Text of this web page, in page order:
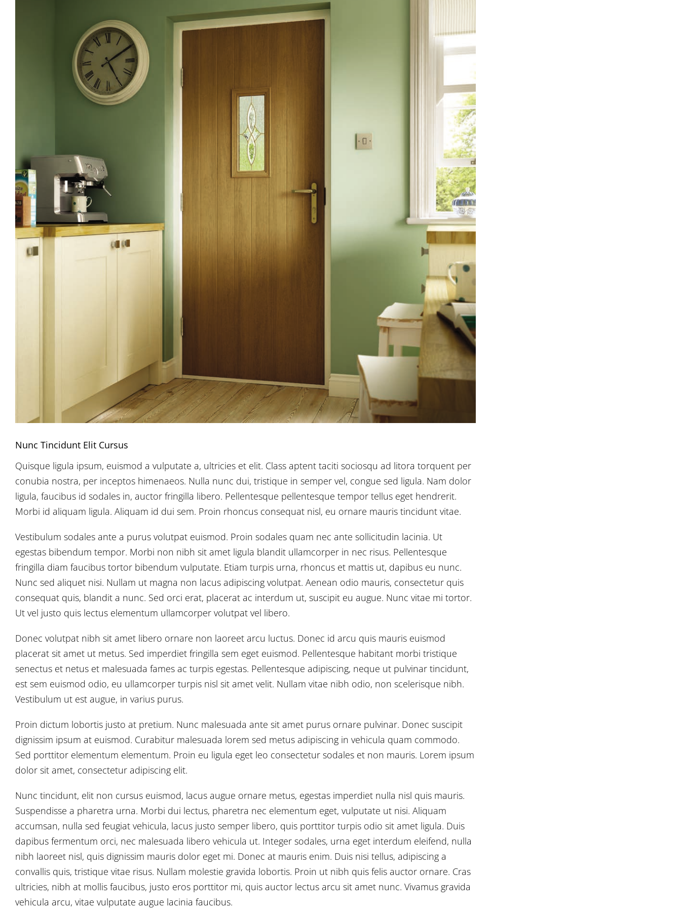
Nunc Tincidunt Elit Cursus
Quisque ligula ipsum, euismod a vulputate a, ultricies et elit. Class aptent taciti sociosqu ad litora torquent per
conubia nostra, per inceptos himenaeos. Nulla nunc dui, tristique in semper vel, congue sed ligula. Nam dolor
ligula, faucibus id sodales in, auctor fringilla libero. Pellentesque pellentesque tempor tellus eget hendrerit.
Morbi id aliquam ligula. Aliquam id dui sem. Proin rhoncus consequat nisl, eu ornare mauris tincidunt vitae.
Vestibulum sodales ante a purus volutpat euismod. Proin sodales quam nec ante sollicitudin lacinia. Ut
egestas bibendum tempor. Morbi non nibh sit amet ligula blandit ullamcorper in nec risus. Pellentesque
fringilla diam faucibus tortor bibendum vulputate. Etiam turpis urna, rhoncus et mattis ut, dapibus eu nunc.
Nunc sed aliquet nisi. Nullam ut magna non lacus adipiscing volutpat. Aenean odio mauris, consectetur quis
consequat quis, blandit a nunc. Sed orci erat, placerat ac interdum ut, suscipit eu augue. Nunc vitae mi tortor.
Ut vel justo quis lectus elementum ullamcorper volutpat vel libero.
Donec volutpat nibh sit amet libero ornare non laoreet arcu luctus. Donec id arcu quis mauris euismod
placerat sit amet ut metus. Sed imperdiet fringilla sem eget euismod. Pellentesque habitant morbi tristique
senectus et netus et malesuada fames ac turpis egestas. Pellentesque adipiscing, neque ut pulvinar tincidunt,
est sem euismod odio, eu ullamcorper turpis nisl sit amet velit. Nullam vitae nibh odio, non scelerisque nibh.
Vestibulum ut est augue, in varius purus.
Proin dictum lobortis justo at pretium. Nunc malesuada ante sit amet purus ornare pulvinar. Donec suscipit
dignissim ipsum at euismod. Curabitur malesuada lorem sed metus adipiscing in vehicula quam commodo.
Sed porttitor elementum elementum. Proin eu ligula eget leo consectetur sodales et non mauris. Lorem ipsum
dolor sit amet, consectetur adipiscing elit.
Nunc tincidunt, elit non cursus euismod, lacus augue ornare metus, egestas imperdiet nulla nisl quis mauris.
Suspendisse a pharetra urna. Morbi dui lectus, pharetra nec elementum eget, vulputate ut nisi. Aliquam
accumsan, nulla sed feugiat vehicula, lacus justo semper libero, quis porttitor turpis odio sit amet ligula. Duis
dapibus fermentum orci, nec malesuada libero vehicula ut. Integer sodales, urna eget interdum eleifend, nulla
nibh laoreet nisl, quis dignissim mauris dolor eget mi. Donec at mauris enim. Duis nisi tellus, adipiscing a
convallis quis, tristique vitae risus. Nullam molestie gravida lobortis. Proin ut nibh quis felis auctor ornare. Cras
ultricies, nibh at mollis faucibus, justo eros porttitor mi, quis auctor lectus arcu sit amet nunc. Vivamus gravida
vehicula arcu, vitae vulputate augue lacinia faucibus.